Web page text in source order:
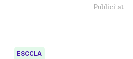
ESCOLA